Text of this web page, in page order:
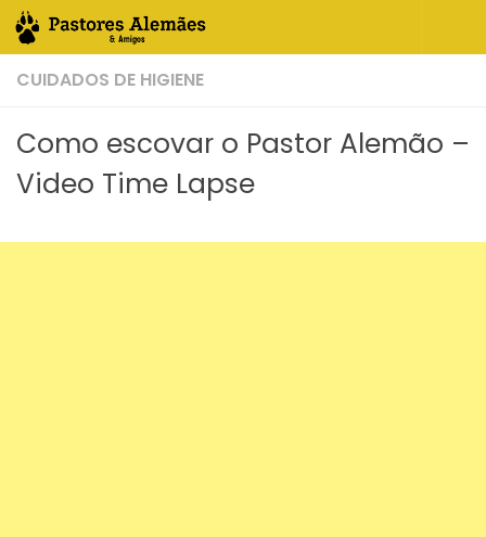
Skip to content
CUIDADOS DE HIGIENE
Como escovar o Pastor Alemão –
Video Time Lapse